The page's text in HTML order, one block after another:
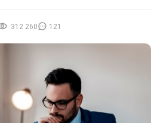
312 260 121